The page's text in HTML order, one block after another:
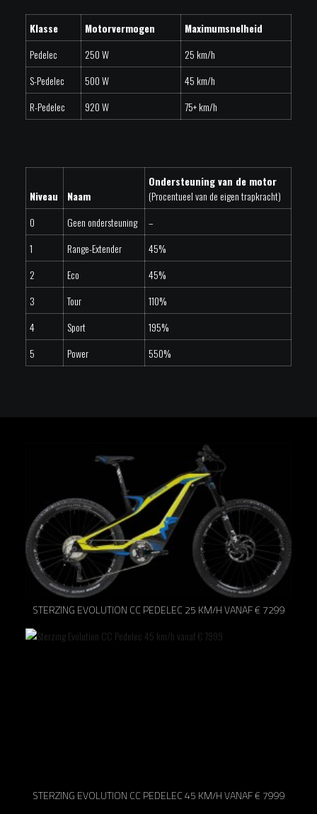
Klasse Motorvermogen
Maximumsnelheid
Pedelec
250 W
25 km/h
S-Pedelec
500 W
45 km/h
R-Pedelec
920 W 75+ km/h
Niveau Naam
Ondersteuning van de motor
(Procentueel van de eigen trapkracht)
0
Geen ondersteuning
–
1
Range-Extender
45%
2
Eco
45%
3
Tour
110%
4
Sport
195%
5
Power 550%
STERZING EVOLUTION CC PEDELEC 25 KM/H VANAF € 7299
STERZING EVOLUTION CC PEDELEC 45 KM/H VANAF € 7999